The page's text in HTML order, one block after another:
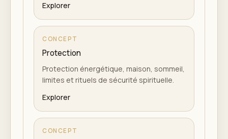
Explorer
CONCEPT
Protection
Protection énergétique, maison, sommeil,
limites et rituels de sécurité spirituelle.
Explorer
CONCEPT